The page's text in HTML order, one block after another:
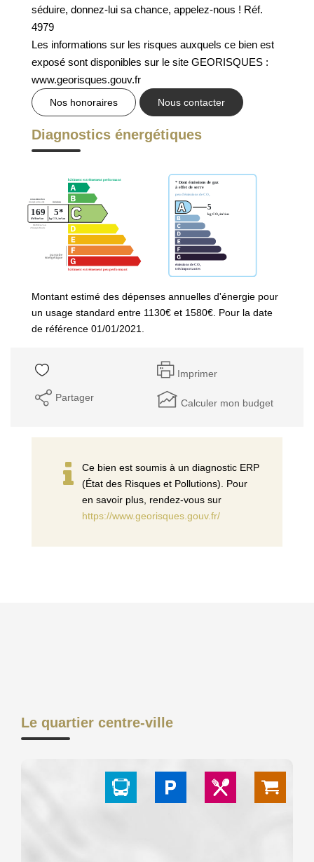
séduire, donnez-lui sa chance, appelez-nous ! Réf.
4979
Les informations sur les risques auxquels ce bien est
exposé sont disponibles sur le site GEORISQUES :
www.georisques.gouv.fr
Nos honoraires Nous contacter
Diagnostics énergétiques
Montant estimé des dépenses annuelles d'énergie pour
un usage standard entre 1130€ et 1580€. Pour la date
de référence 01/01/2021.
Imprimer
Partager Calculer mon budget
Ce bien est soumis à un diagnostic ERP
(État des Risques et Pollutions). Pour
en savoir plus, rendez-vous sur
https://www.georisques.gouv.fr/
Le quartier centre-ville